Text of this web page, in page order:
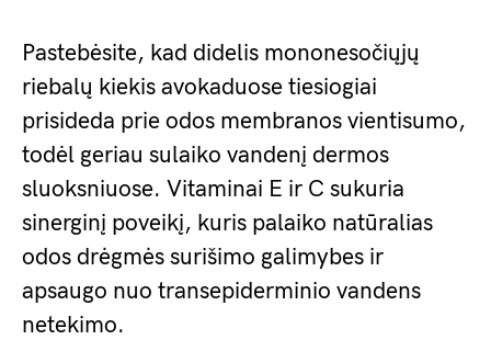
Pastebėsite, kad didelis mononesočiųjų
riebalų kiekis avokaduose tiesiogiai
prisideda prie odos membranos vientisumo,
todėl geriau sulaiko vandenį dermos
sluoksniuose. Vitaminai E ir C sukuria
sinerginį poveikį, kuris palaiko natūralias
odos drėgmės surišimo galimybes ir
apsaugo nuo transepiderminio vandens
netekimo.